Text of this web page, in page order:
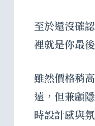
至於還沒確
裡就是你最
雖然價格稍
遠，但兼顧
時設計感與